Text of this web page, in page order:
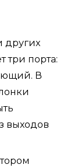
других
три порта:
В
выходов